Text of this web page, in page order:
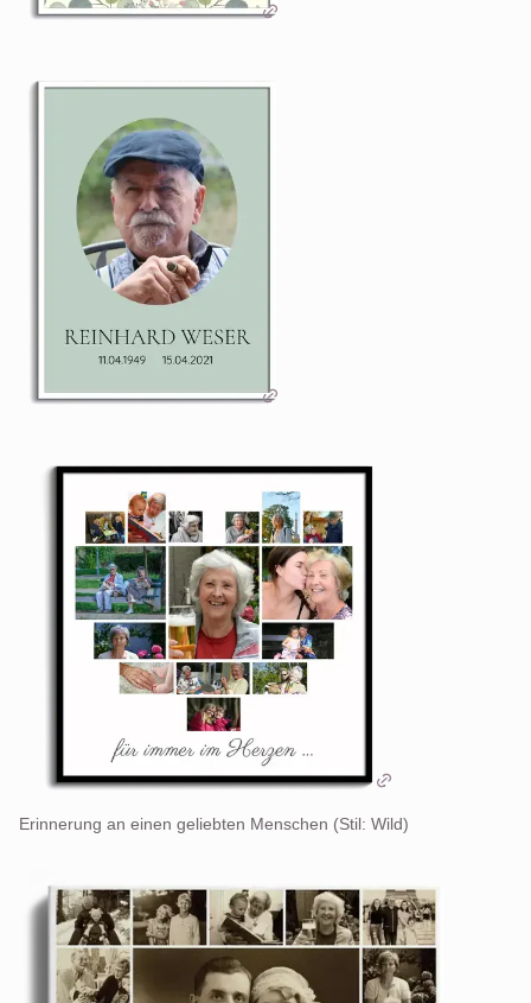
Erinnerung an einen geliebten Menschen (Stil: Wild)